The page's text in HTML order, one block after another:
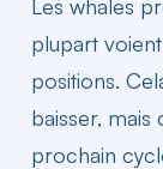
Les whales
plupart
positions.
baisser,
prochain